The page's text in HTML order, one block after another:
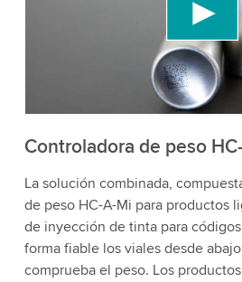
contenido de video que puede
sobre tu actividad. Por favor,
acepta el servicio para ver este
Más
Controladora de peso
La solución combinada,
de peso HC-A-Mi para productos
de inyección de tinta para
forma fiable los viales desde
comprueba el peso. Los